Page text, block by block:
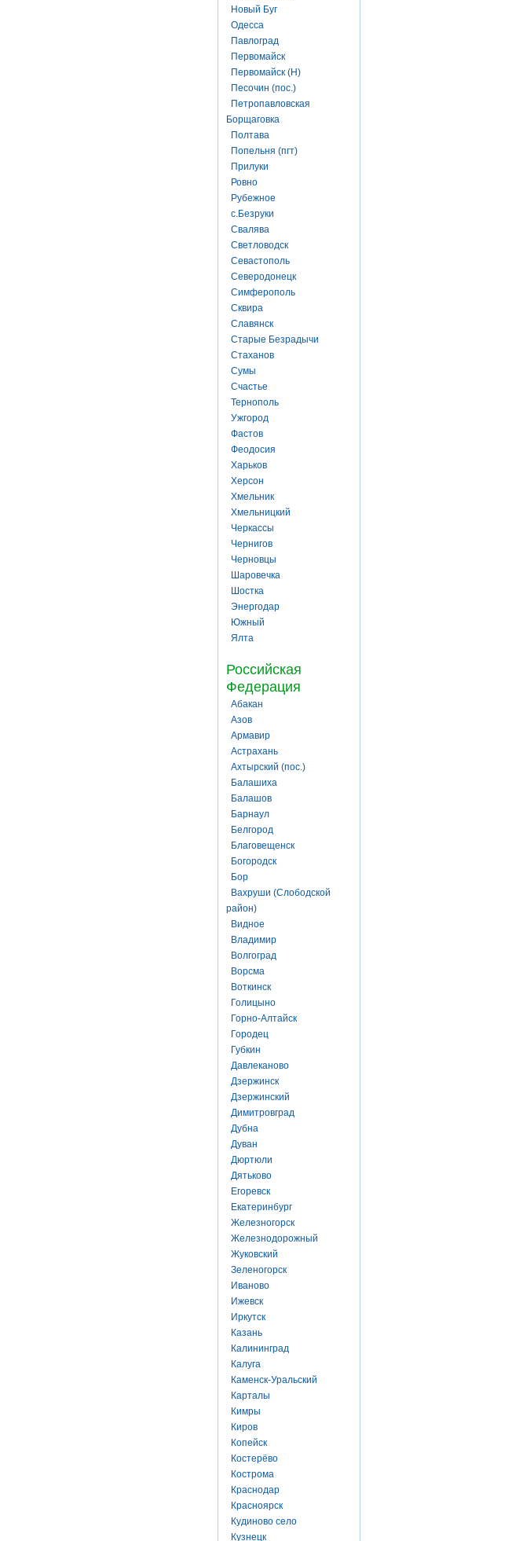
Новый Буг
Одесса
Павлоград
Первомайск
Первомайск (Н)
Песочин (пос.)
Петропавловская
Борщаговка
Полтава
Попельня (пгт)
Прилуки
Ровно
Рубежное
с.Безруки
Свалява
Светловодск
Севастополь
Северодонецк
Симферополь
Сквира
Славянск
Старые Безрадычи
Стаханов
Сумы
Счастье
Тернополь
Ужгород
Фастов
Феодосия
Харьков
Херсон
Хмельник
Хмельницкий
Черкассы
Чернигов
Черновцы
Шаровечка
Шостка
Энергодар
Южный
Ялта
Российская
Федерация
Абакан
Азов
Армавир
Астрахань
Ахтырский (пос.)
Балашиха
Балашов
Барнаул
Белгород
Благовещенск
Богородск
Бор
Вахруши (Слободской
район)
Видное
Владимир
Волгоград
Ворсма
Воткинск
Голицыно
Горно-Алтайск
Городец
Губкин
Давлеканово
Дзержинск
Дзержинский
Димитровград
Дубна
Дуван
Дюртюли
Дятьково
Егоревск
Екатеринбург
Железногорск
Железнодорожный
Жуковский
Зеленогорск
Иваново
Ижевск
Иркутск
Казань
Калининград
Калуга
Каменск-Уральский
Карталы
Кимры
Киров
Копейск
Костерёво
Кострома
Краснодар
Красноярск
Кудиново село
Кузнецк